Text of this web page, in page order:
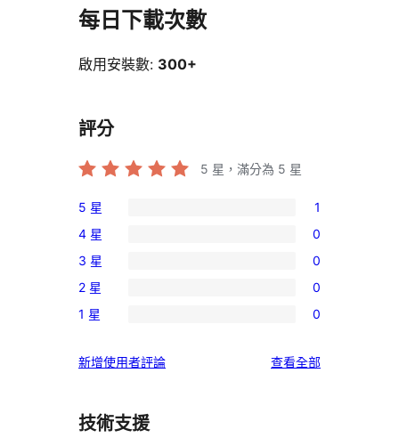
每日下載次數
啟用安裝數: 300+
評分
5 星，滿分為 5 星
1
個
5
星
使
者
5 星 1
0
個
4
星
用
論
4 星 0
0
個
3
使
評
3 星 0
0
個
星
用
者
2 星 0
0
1
使
1 星 0
新增使用者評論 查看全部使
技術支援